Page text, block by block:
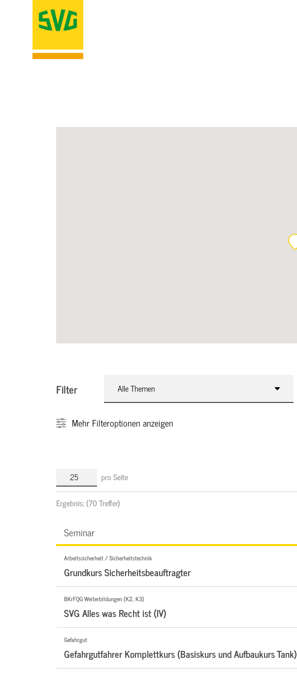
Filter Alle Themen
Mehr Filteroptionen anzeigen
pro Seite
Ergebnis:(70 Treffer)
Seminar
Arbeitssicherheit / Sicherheitstechnik
Grundkurs Sicherheitsbeauftragter
BKrFQG Weiterbildungen (K2, K3)
SVG Alles was Recht ist (IV)
Gefahrgut
Gefahrgutfahrer Komplettkurs (Basiskurs und Aufbaukurs Tank)